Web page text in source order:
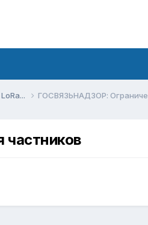
ГОСВЯЗЬНАДЗОР: